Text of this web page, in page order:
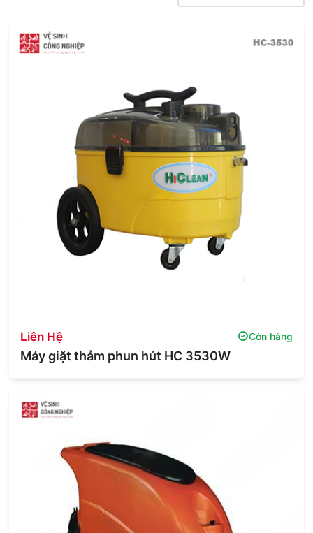
Liên Hệ Còn hàng
Máy giặt thảm phun hút HC 3530W